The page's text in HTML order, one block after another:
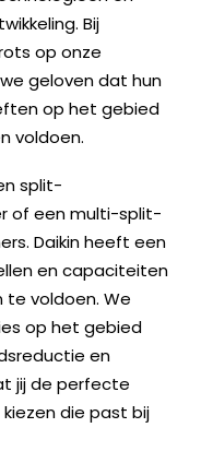
Bij
op onze
geloven dat hun
op het gebied
voldoen.
split-
of een multi-split-
Daikin heeft een
en capaciteiten
te voldoen. We
op het gebied
en
jij de perfecte
die past bij